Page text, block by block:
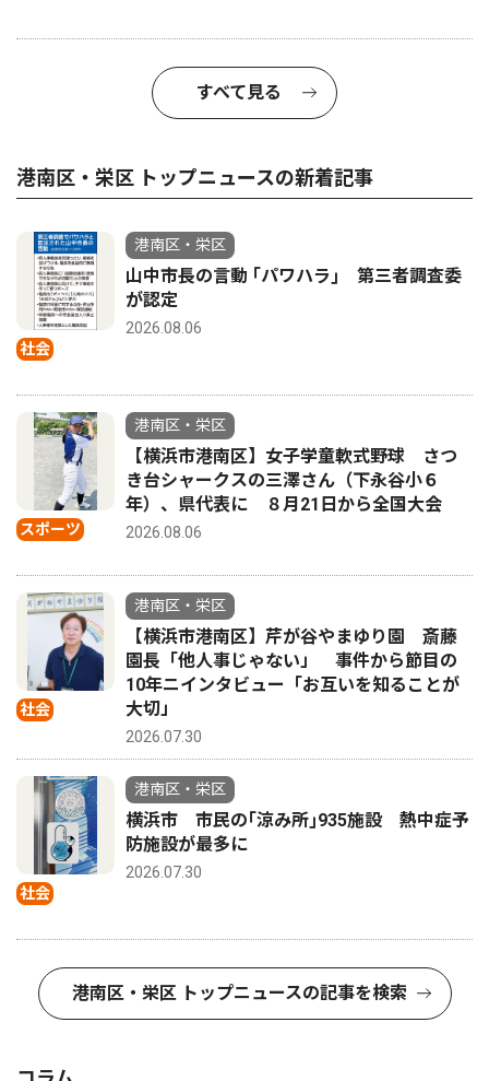
すべて見る
港南区・栄区 トップニュースの新着記事
社会
港南区・栄区
山中市長の言動 ｢パワハラ｣ 第三者調査委
が認定
2026.08.06
スポーツ
港南区・栄区
【横浜市港南区】女子学童軟式野球 さつ
き台シャークスの三澤さん（下永谷小６
年）、県代表に ８月21日から全国大会
2026.08.06
社会
港南区・栄区
【横浜市港南区】芹が谷やまゆり園 斎藤
園長「他人事じゃない」 事件から節目の
10年ニインタビュー「お互いを知ることが
大切」
2026.07.30
社会
港南区・栄区
横浜市 市民の｢涼み所｣935施設 熱中症予
防施設が最多に
2026.07.30
港南区・栄区 トップニュースの記事を検索